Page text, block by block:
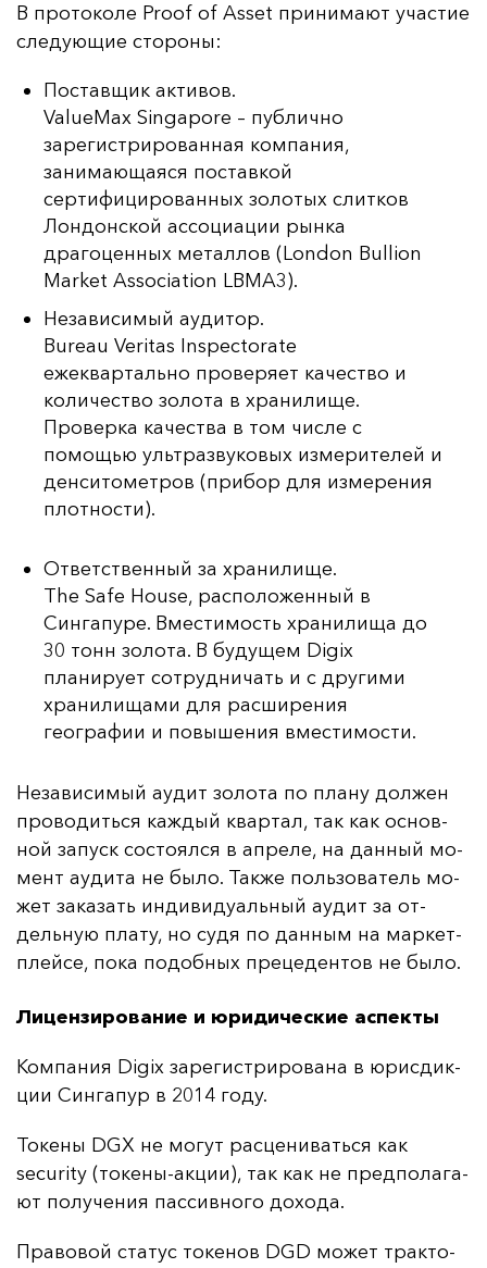
В про­то­ко­ле Proof of Asset при­ни­ма­ют учас­тие
сле­ду­ющие сто­ро­ны:
Поставщик активов.
ValueMax Singapore – публично
зарегистрированная компания,
занимающаяся поставкой
сертифицированных золотых слитков
Лондонской ассоциации рынка
драгоценных металлов (London Bullion
Market Association LBMA3).
Независимый аудитор.
Bureau Veritas Inspectorate
ежеквартально проверяет качество и
количество золота в хранилище.
Проверка качества в том числе с
помощью ультразвуковых измерителей и
денситометров (прибор для измерения
плотности).
Ответственный за хранилище.
The Safe House, расположенный в
Сингапуре. Вместимость хранилища до
30 тонн золота. В будущем Digix
планирует сотрудничать и с другими
хранилищами для расширения
географии и повышения вместимости.
Не­за­ви­си­мый а­удит зо­ло­та по пла­ну дол­жен
про­во­дить­ся каж­дый квар­тал, так как ос­нов­
ной за­пуск сос­то­ял­ся в ап­ре­ле, на дан­ный мо­
мент а­уди­та не бы­ло. Так­же поль­зо­ва­тель мо­
жет за­ка­зать ин­ди­ви­ду­аль­ный а­удит за от­
дель­ную пла­ту, но су­дя по дан­ным на мар­кет­
плей­се, по­ка по­доб­ных пре­це­ден­тов не бы­ло.
Лицензирование и юридические аспекты
Ком­па­ния Digix за­ре­гис­три­ро­ва­на в юрис­дик­
ции Син­га­пур в 2014 го­ду.
То­ке­ны DGX не мо­гут рас­це­ни­вать­ся как
security (то­ке­ны-ак­ции), так как не пред­по­ла­га­
ют по­лу­че­ния пас­сив­но­го до­хо­да.
Пра­во­вой ста­тус то­ке­нов DGD мо­жет трак­то­